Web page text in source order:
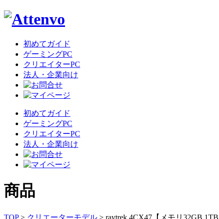
初めてガイド
ゲーミングPC
クリエイターPC
法人・企業向け
初めてガイド
ゲーミングPC
クリエイターPC
法人・企業向け
商品
TOP> クリエーターモデル > raytrek 4CX47【メモリ32GB 1TB